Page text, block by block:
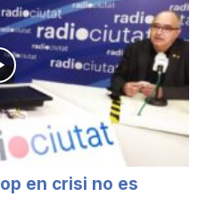
en crisi no es